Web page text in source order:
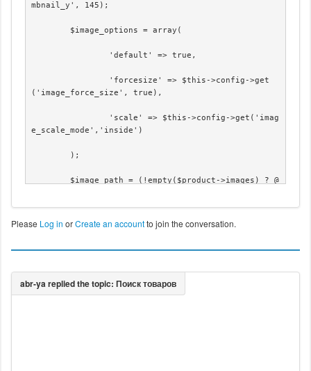
mbnail_y', 145);
('image_force_size', true),
e_scale_mode','inside')
th, array('width' => $width, 'height' => $height),
	  echo '<img class="img-responsive" title
Please Log in orCreate an accountto join the conversation.